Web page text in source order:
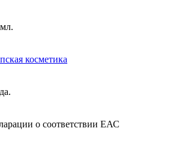
косметика
о соответствии ЕАС